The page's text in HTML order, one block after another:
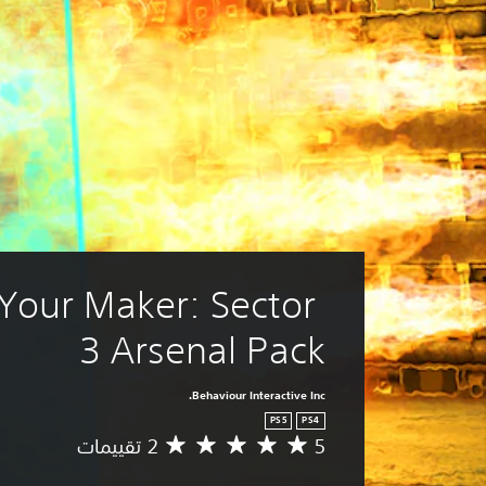
Maker: Sector
3 Arsenal Pack
Behaviour Interactive Inc.
PS4
PS5
م
5